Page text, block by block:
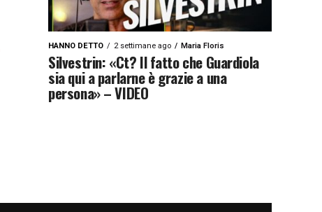
HANNO DETTO 2 settimane ago Maria Floris
Silvestrin: «Ct? Il fatto che Guardiola
sia qui a parlarne è grazie a una
persona» – VIDEO